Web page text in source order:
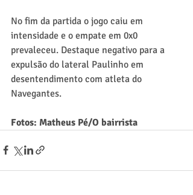
No fim da partida o jogo caiu em
intensidade e o empate em 0x0
prevaleceu. Destaque negativo para a
expulsão do lateral Paulinho em
desentendimento com atleta do
Navegantes.
Fotos: Matheus Pé/O bairrista